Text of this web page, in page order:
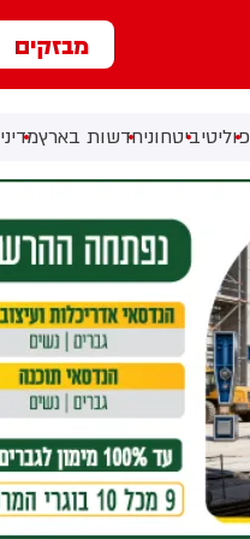
מבזקים
פוליטיביטחוניחדשות בארץמדיני